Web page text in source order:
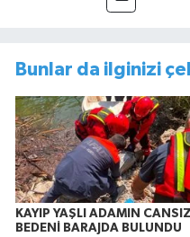
Bunlar da ilginizi
KAYIP YAŞLI ADAMIN CANSIZ
BEDENİ BARAJDA BULUNDU